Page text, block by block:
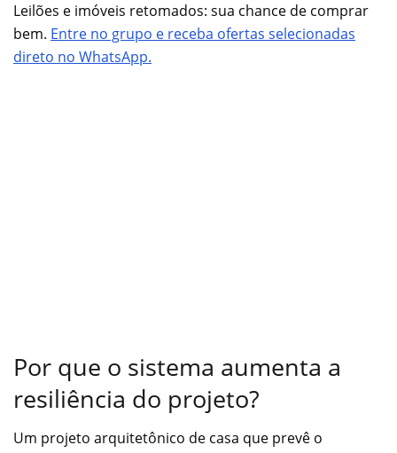
Leilões e imóveis retomados: sua chance de comprar
bem. Entre no grupo e receba ofertas selecionadas
direto no WhatsApp.
Por que o sistema aumenta a
resiliência do projeto?
Um projeto arquitetônico de casa que prevê o